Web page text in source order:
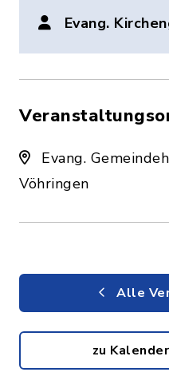
Evang.
Evang.
Vöhringen
Alle
zu